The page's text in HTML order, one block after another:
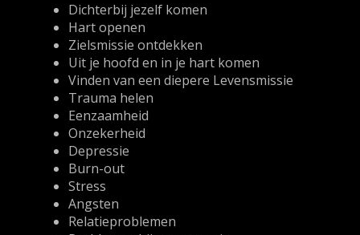
Dichterbij jezelf komen
Hart openen
Zielsmissie ontdekken
Uit je hoofd en in je hart komen
Vinden van een diepere Levensmissie
Trauma helen
Eenzaamheid
Onzekerheid
Depressie
Burn-out
Stress
Angsten
Relatieproblemen